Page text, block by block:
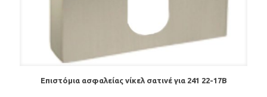
Επιστόμια ασφαλείας νίκελ σατινέ για 241 22-17Β